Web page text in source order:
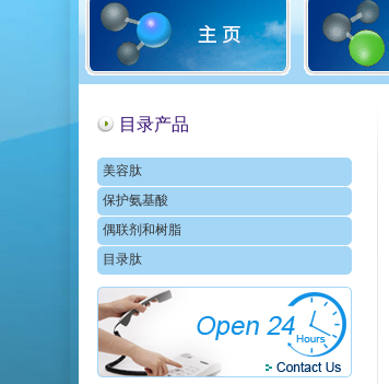
目录产品
美容肽
保护氨基酸
偶联剂和树脂
目录肽